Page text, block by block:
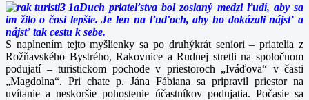
Duch priateľstva bol zoslaný medzi ľudí, aby sa
im žilo o čosi lepšie. Je len na ľuďoch, aby ho dokázali nájsť a
nájsť tak cestu k sebe.
S naplnením tejto myšlienky sa po druhýkrát seniori – priatelia z
Rožňavského Bystrého, Rakovnice a Rudnej stretli na spoločnom
podujatí – turistickom pochode v priestoroch „Iváďova“ v časti
„Magdolna“. Pri chate p. Jána Fábiana sa pripravil priestor na
uvítanie a neskoršie pohostenie účastníkov podujatia. Počasie sa